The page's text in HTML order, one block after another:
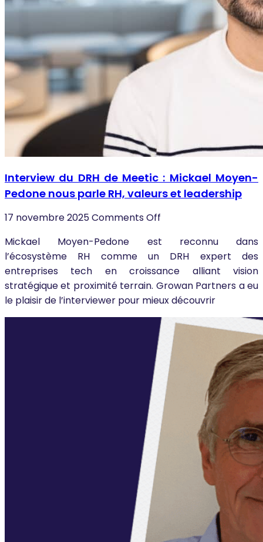
Interview du DRH de Meetic : Mickael Moyen-
Pedone nous parle RH, valeurs et leadership
17 novembre 2025Comments Off
Mickael Moyen-Pedone est reconnu dans
l’écosystème RH comme un DRH expert des
entreprises tech en croissance alliant vision
stratégique et proximité terrain. Growan Partners a eu
le plaisir de l’interviewer pour mieux découvrir